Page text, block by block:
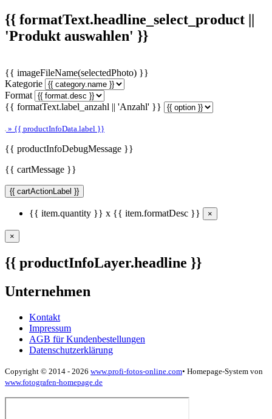
{{ formatText.headline_select_product ||
'Produkt auswahlen' }}
{{ imageFileName(selectedPhoto) }}
Kategorie
Format
{{ formatText.label_anzahl || 'Anzahl' }}
» {{ productInfoData.label }}
{{ productInfoDebugMessage }}
{{ cartMessage }}
{{ cartActionLabel }}
{{ item.quantity }} x {{ item.formatDesc }} ×
×
{{ productInfoLayer.headline }}
Unternehmen
Kontakt
Impressum
AGB für Kundenbestellungen
Datenschutzerklärung
Copyright © 2014 - 2026 www.profi-fotos-online.com• Homepage-System von
www.fotografen-homepage.de